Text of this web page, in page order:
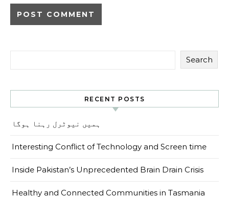
Search
RECENT POSTS
ہمیں نیوٹرل رہنا ہوگا
Interesting Conflict of Technology and Screen time
Inside Pakistan’s Unprecedented Brain Drain Crisis
Healthy and Connected Communities in Tasmania